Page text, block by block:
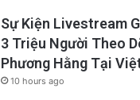
Sự Kiện Livestream
3 Triệu Người Theo
Phương Hằng Tại
10 hours ago